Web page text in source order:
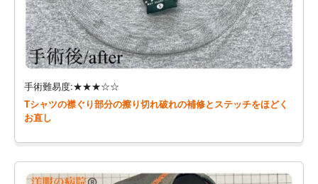
手術難易度:★★★☆☆
Tシャツの襟ぐり部分の擦り切れ破れの補修とステッチをほどく
お直し